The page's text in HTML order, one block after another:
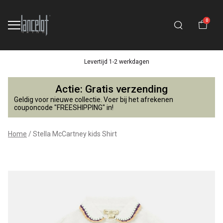
0
Levertijd 1-2 werkdagen
Stella
McCartney
kids
Shirt
Actie: Gratis verzending
Geldig voor nieuwe collectie. Voer bij het afrekenen
couponcode "FREESHIPPING" in!
Home Stella McCartney kids Shirt